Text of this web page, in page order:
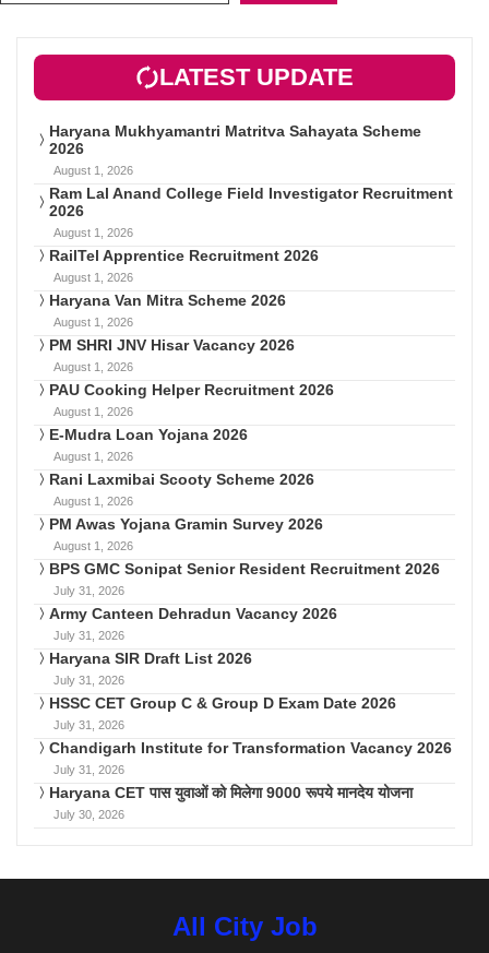
LATEST UPDATE
Haryana Mukhyamantri Matritva Sahayata Scheme
2026
August 1, 2026
Ram Lal Anand College Field Investigator Recruitment
2026
August 1, 2026
RailTel Apprentice Recruitment 2026
August 1, 2026
Haryana Van Mitra Scheme 2026
August 1, 2026
PM SHRI JNV Hisar Vacancy 2026
August 1, 2026
PAU Cooking Helper Recruitment 2026
August 1, 2026
E-Mudra Loan Yojana 2026
August 1, 2026
Rani Laxmibai Scooty Scheme 2026
August 1, 2026
PM Awas Yojana Gramin Survey 2026
August 1, 2026
BPS GMC Sonipat Senior Resident Recruitment 2026
July 31, 2026
Army Canteen Dehradun Vacancy 2026
July 31, 2026
Haryana SIR Draft List 2026
July 31, 2026
HSSC CET Group C & Group D Exam Date 2026
July 31, 2026
Chandigarh Institute for Transformation Vacancy 2026
July 31, 2026
Haryana CET पास युवाओं को मिलेगा 9000 रूपये मानदेय योजना
July 30, 2026
All City Job